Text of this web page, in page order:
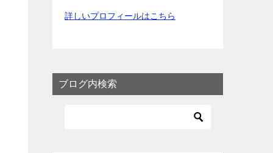
詳しいプロフィールはこちら
ブログ内検索